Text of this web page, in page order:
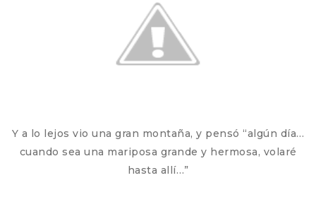
Y a lo lejos vio una gran montaña, y pensó “algún día…
cuando sea una mariposa grande y hermosa, volaré
hasta allí…”